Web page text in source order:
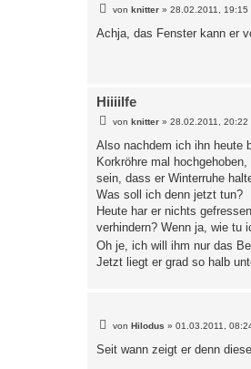
B
t
vonknitter »28.02.2011, 19:15
Achja, das Fenster kann er
Hiiiilfe
B
t
r
a
g
vonknitter »28.02.2011, 20:22
Also nachdem ich ihn heute
Korkröhre mal
sein, dass er Winterruhe
Was soll ich denn jetzt tun?
Heute har er nichts
verhindern? Wenn ja, wie tu
Oh je, ich will ihm nur das
Jetzt liegt er grad so halb
B
i
t
von Hilodus »01.03.2011,
Seit wann zeigt er denn